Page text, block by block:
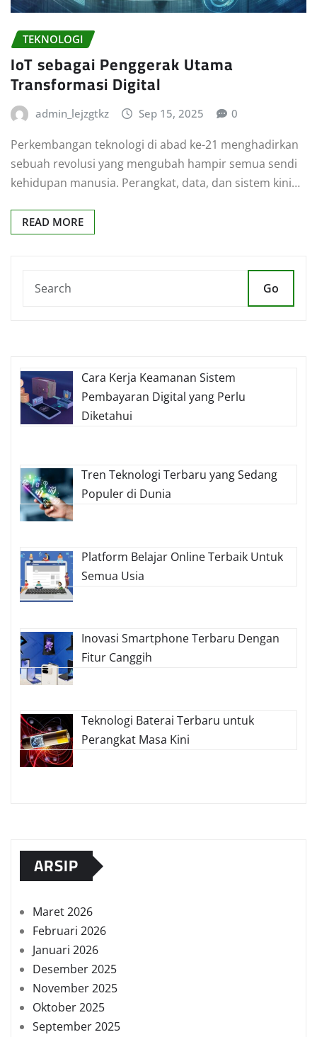
TEKNOLOGI
IoT sebagai Penggerak Utama
Transformasi Digital
admin_lejzgtkz Sep 15, 2025 0
Perkembangan teknologi di abad ke-21 menghadirkan
sebuah revolusi yang mengubah hampir semua sendi
kehidupan manusia. Perangkat, data, dan sistem kini…
READ MORE
Go
Cara Kerja Keamanan Sistem
Pembayaran Digital yang Perlu
Diketahui
Tren Teknologi Terbaru yang Sedang
Populer di Dunia
Platform Belajar Online Terbaik Untuk
Semua Usia
Inovasi Smartphone Terbaru Dengan
Fitur Canggih
Teknologi Baterai Terbaru untuk
Perangkat Masa Kini
ARSIP
Maret 2026
Februari 2026
Januari 2026
Desember 2025
November 2025
Oktober 2025
September 2025